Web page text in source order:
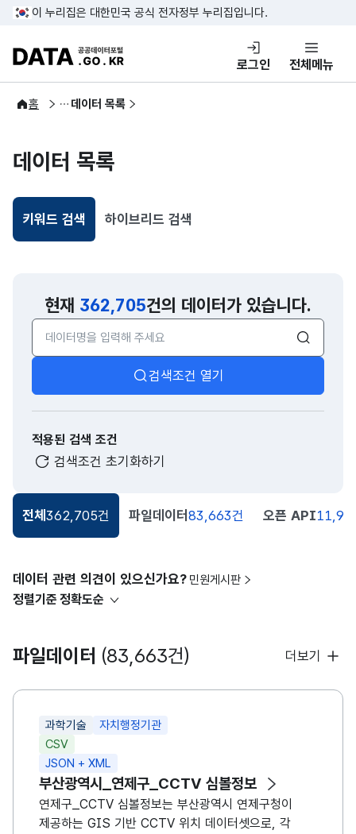
콘텐츠 바로가기
푸터 바로가기
이 누리집은 대한민국 공식 전자정부 누리집입니다.
DATA.GO.KR 공공데이터포털
로그인 전체메뉴
홈
공공데이터 데이터 목록
데이터 목록
키워드 검색
선택됨
하이브리드 검색
현재 362,705건의 데이터가 있습니다.
검색어 입력창
검색
검색조건 열기
적용된 검색 조건
검색조건 초기화하기
전체 362,705건 파일데이터 83,663건 오픈 API
데이터 관련 의견이 있으신가요? 민원게시판
정렬기준 정확도순
파일데이터 (83,663건) 더보기
과학기술
자치행정기관
CSV
JSON + XML
부산광역시_연제구_CCTV 심볼정보
연제구_CCTV 심볼정보는 부산광역시 연제구청이
제공하는 GIS 기반 CCTV 위치 데이터셋으로, 각